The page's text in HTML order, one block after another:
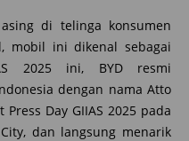
di telinga konsumen
mobil ini dikenal sebagai
2025 ini, BYD resmi
dengan nama Atto
Day GIIAS 2025 pada
dan langsung menarik